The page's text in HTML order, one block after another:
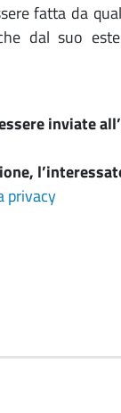
fatta da
dal suo
inviate
privacy